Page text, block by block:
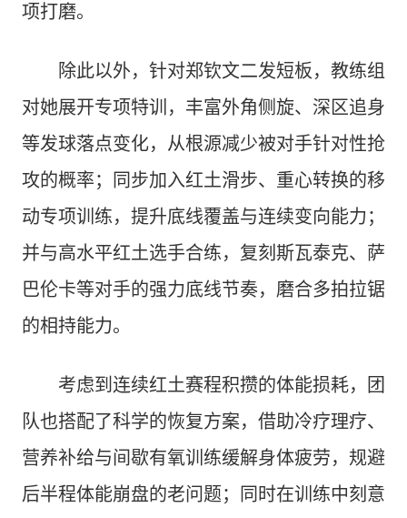
项打磨。
除此以外，针对郑钦文二发短板，教练组
对她展开专项特训，丰富外角侧旋、深区追身
等发球落点变化，从根源减少被对手针对性抢
攻的概率；同步加入红土滑步、重心转换的移
动专项训练，提升底线覆盖与连续变向能力；
并与高水平红土选手合练，复刻斯瓦泰克、萨
巴伦卡等对手的强力底线节奏，磨合多拍拉锯
的相持能力。
考虑到连续红土赛程积攒的体能损耗，团
队也搭配了科学的恢复方案，借助冷疗理疗、
营养补给与间歇有氧训练缓解身体疲劳，规避
后半程体能崩盘的老问题；同时在训练中刻意